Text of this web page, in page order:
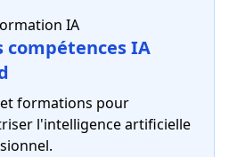
compétences IA
formations pour
l'intelligence artificielle